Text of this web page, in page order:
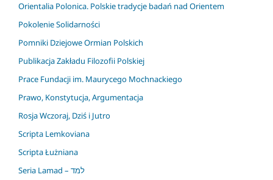
Orientalia Polonica. Polskie tradycje badań nad Orientem
Pokolenie Solidarności
Pomniki Dziejowe Ormian Polskich
Publikacja Zakładu Filozofii Polskiej
Prace Fundacji im. Maurycego Mochnackiego
Prawo, Konstytucja, Argumentacja
Rosja Wczoraj, Dziś i Jutro
Scripta Lemkoviana
Scripta Łużniana
Seria Lamad – למד